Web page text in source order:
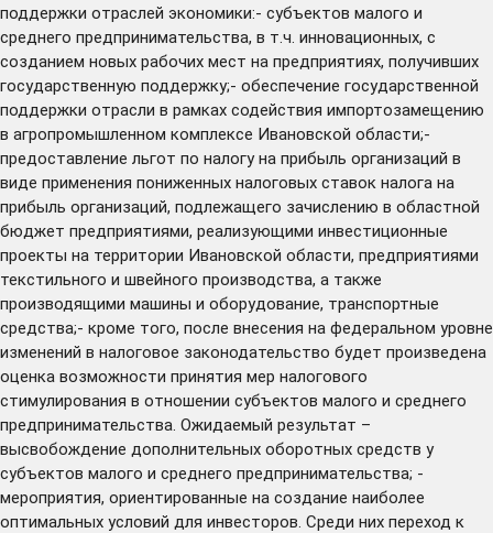
поддержки отраслей экономики:- субъектов малого и
среднего предпринимательства, в т.ч. инновационных, с
созданием новых рабочих мест на предприятиях, получивших
государственную поддержку;- обеспечение государственной
поддержки отрасли в рамках содействия импортозамещению
в агропромышленном комплексе Ивановской области;-
предоставление льгот по налогу на прибыль организаций в
виде применения пониженных налоговых ставок налога на
прибыль организаций, подлежащего зачислению в областной
бюджет предприятиями, реализующими инвестиционные
проекты на территории Ивановской области, предприятиями
текстильного и швейного производства, а также
производящими машины и оборудование, транспортные
средства;- кроме того, после внесения на федеральном уровне
изменений в налоговое законодательство будет произведена
оценка возможности принятия мер налогового
стимулирования в отношении субъектов малого и среднего
предпринимательства. Ожидаемый результат –
высвобождение дополнительных оборотных средств у
субъектов малого и среднего предпринимательства; -
мероприятия, ориентированные на создание наиболее
оптимальных условий для инвесторов. Среди них переход к